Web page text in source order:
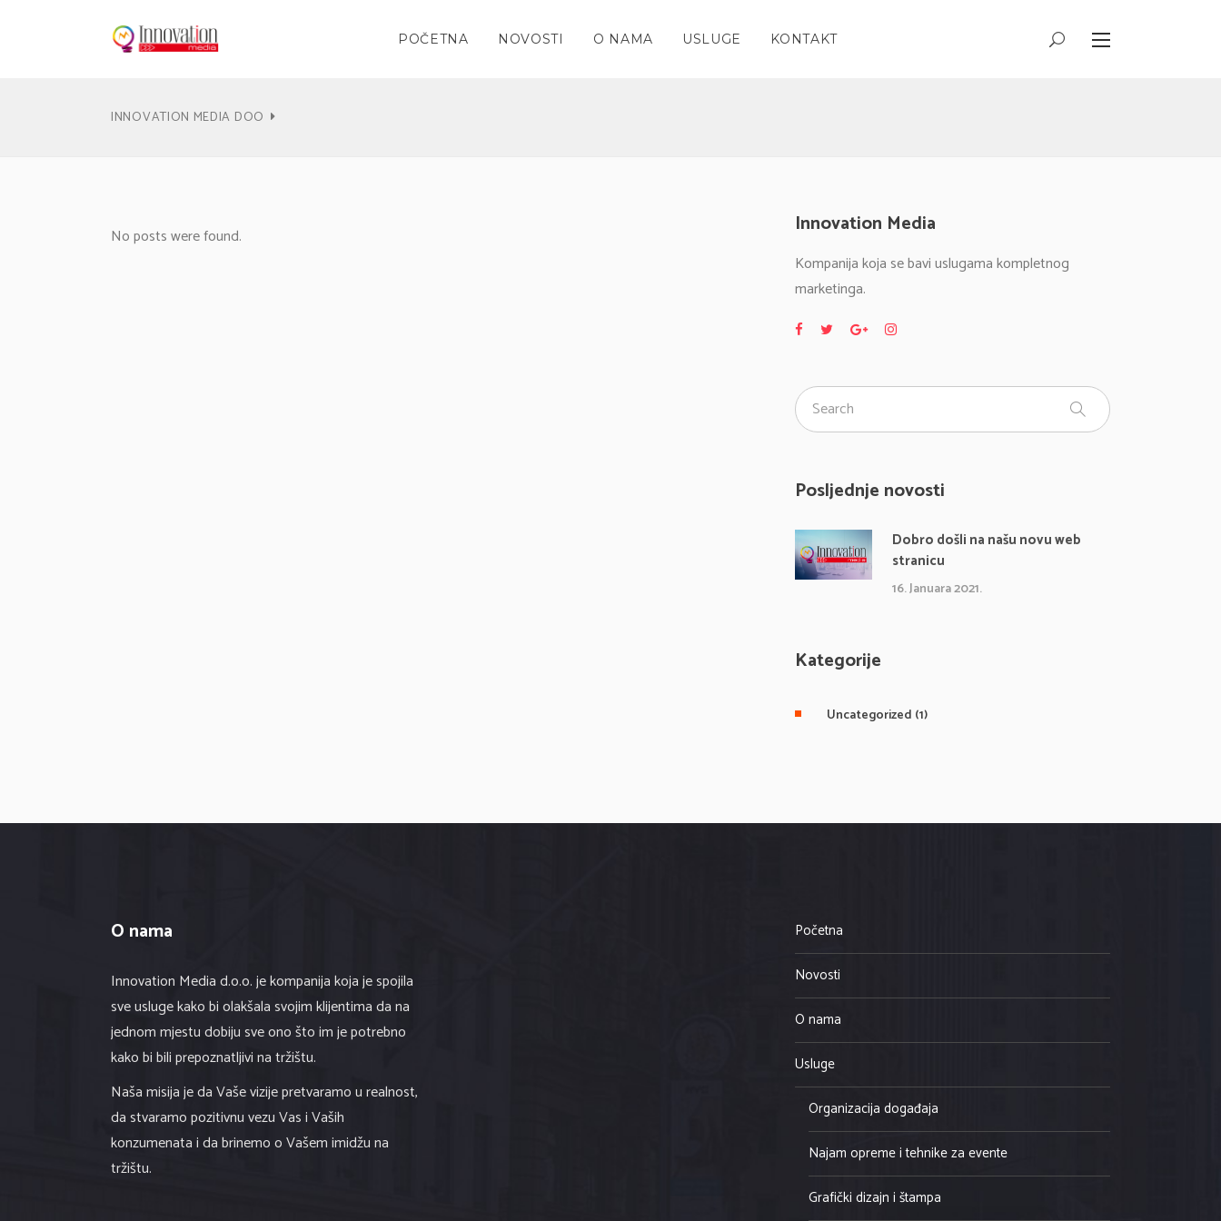
POČETNA NOVOSTI O NAMA USLUGE KONTAKT
INNOVATION MEDIA DOO
No posts were found. Innovation Media
Kompanija koja se bavi uslugama kompletnog
marketinga.
Posljednje novosti
Dobro došli na našu novu web
stranicu
16. Januara 2021.
Kategorije
Uncategorized (1)
O nama
Innovation Media d.o.o. je kompanija koja je spojila
sve usluge kako bi olakšala svojim klijentima da na
jednom mjestu dobiju sve ono što im je potrebno
kako bi bili prepoznatljivi na tržištu.
Naša misija je da Vaše vizije pretvaramo u realnost,
da stvaramo pozitivnu vezu Vas i Vaših
konzumenata i da brinemo o Vašem imidžu na
tržištu.
Početna
Novosti
O nama
Usluge
Organizacija događaja
Najam opreme i tehnike za evente
Grafički dizajn i štampa